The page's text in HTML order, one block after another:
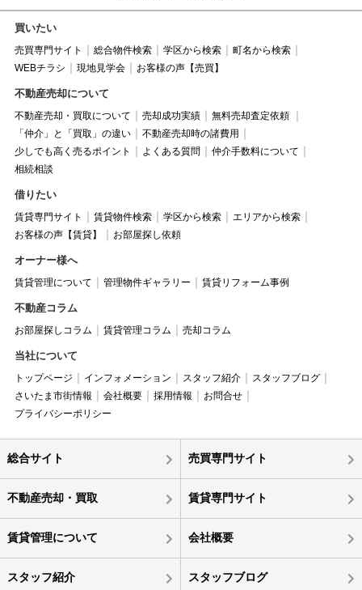
買いたい
売買専門サイト 総合物件検索 学区から検索
町名から検索
WEBチラシ
現地見学会 お客様の声【売買】
不動産売却について
不動産売却・買取について 売却成功実績
無料売却査定依頼
「仲介」と「買取」の違い
不動産売却時の諸費用
少しでも高く売るポイント
よくある質問
仲介手数料について
相続相談
借りたい
賃貸専門サイト 賃貸物件検索 学区から検索
エリアから検索
お客様の声【賃貸】
お部屋探し依頼
オーナー様へ
賃貸管理について 管理物件ギャラリー 賃貸リフォーム事例
不動産コラム
お部屋探しコラム 賃貸管理コラム 売却コラム
当社について
トップページ インフォメーション スタッフ紹介
スタッフブログ
さいたま市街情報
会社概要 採用情報
お問合せ
プライバシーポリシー
総合サイト 売買専門サイト
不動産売却・買取 賃貸専門サイト
賃貸管理について 会社概要
スタッフ紹介 スタッフブログ